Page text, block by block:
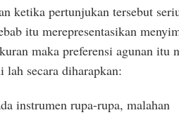
ketika pertunjukan tersebut
itu merepresentasikan
maka preferensi agunan itu
secara diharapkan:
instrumen rupa-rupa, malahan